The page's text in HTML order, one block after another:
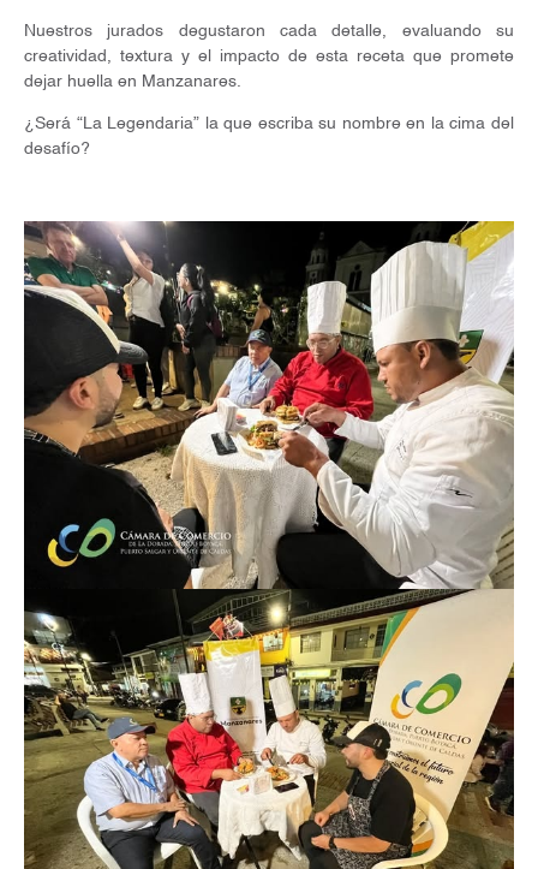
Nuestros jurados degustaron cada detalle, evaluando su
creatividad, textura y el impacto de esta receta que promete
dejar huella en Manzanares.
¿Será “La Legendaria” la que escriba su nombre en la cima del
desafío?